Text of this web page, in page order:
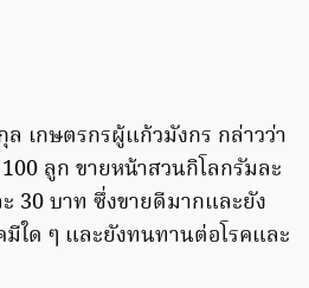
เกษตรกรผู้แก้วมังกร กล่าวว่า
ลูก ขายหน้าสวนกิโลกรัมละ
30 บาท ซึ่งขายดีมากและยัง
มีใด ๆ และยังทนทานต่อโรคและ